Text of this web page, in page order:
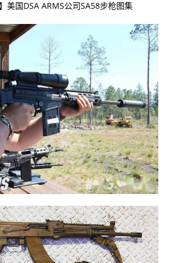
美国DSA ARMS公司SA58步枪图集